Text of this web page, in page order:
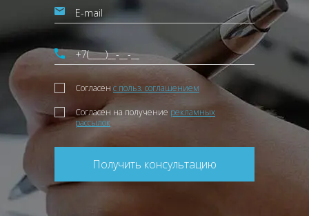
Согласен с польз. соглашением
Согласен на получение рекламных
рассылок
Получить консультацию